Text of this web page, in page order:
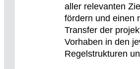
aller relevanten
fördern und einen
Transfer der
Vorhaben in den
Regelstrukturen